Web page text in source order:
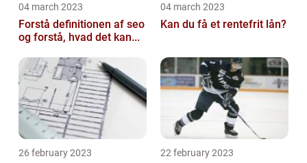
04 march 2023
Forstå definitionen af seo
og forstå, hvad det kan...
04 march 2023
Kan du få et rentefrit lån?
26 february 2023 22 february 2023